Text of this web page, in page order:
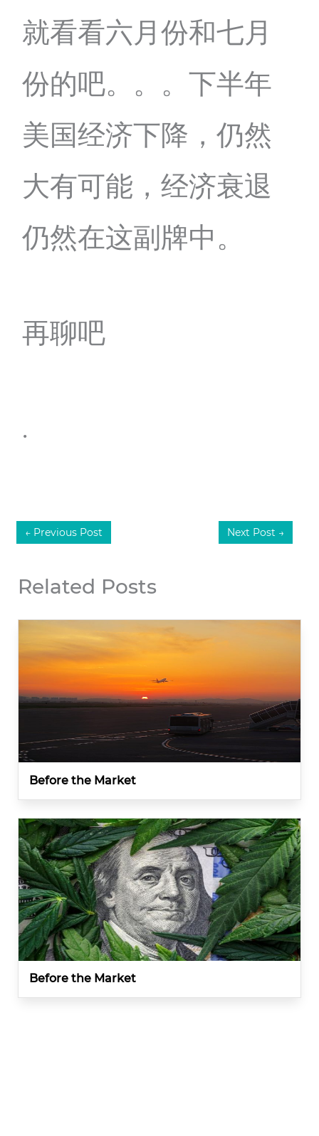
就看看六月份和七月
份的吧。。。下半年
美国经济下降，仍然
大有可能，经济衰退
仍然在这副牌中。
再聊吧
.
← Previous Post Next Post →
Related Posts
Before the Market
Before the Market